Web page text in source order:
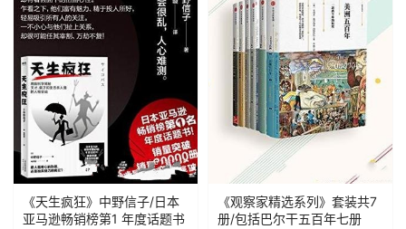
《天生疯狂》中野信子/日本
亚马逊畅销榜第1 年度话题书
《观察家精选系列》套装共7
册/包括巴尔干五百年七册